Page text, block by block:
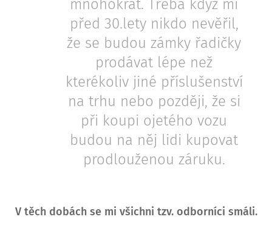
mnohokrát. Třeba když mi
před 30.lety nikdo nevěřil,
že se budou zámky řadičky
prodávat lépe než
kterékoliv jiné příslušenství
na trhu nebo později, že si
při koupi ojetého vozu
budou na něj lidi kupovat
prodlouženou záruku.
V těch dobách se mi všichni tzv. odborníci smáli.